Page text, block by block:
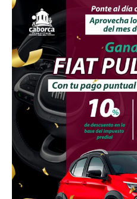
Transparencia
Boletines